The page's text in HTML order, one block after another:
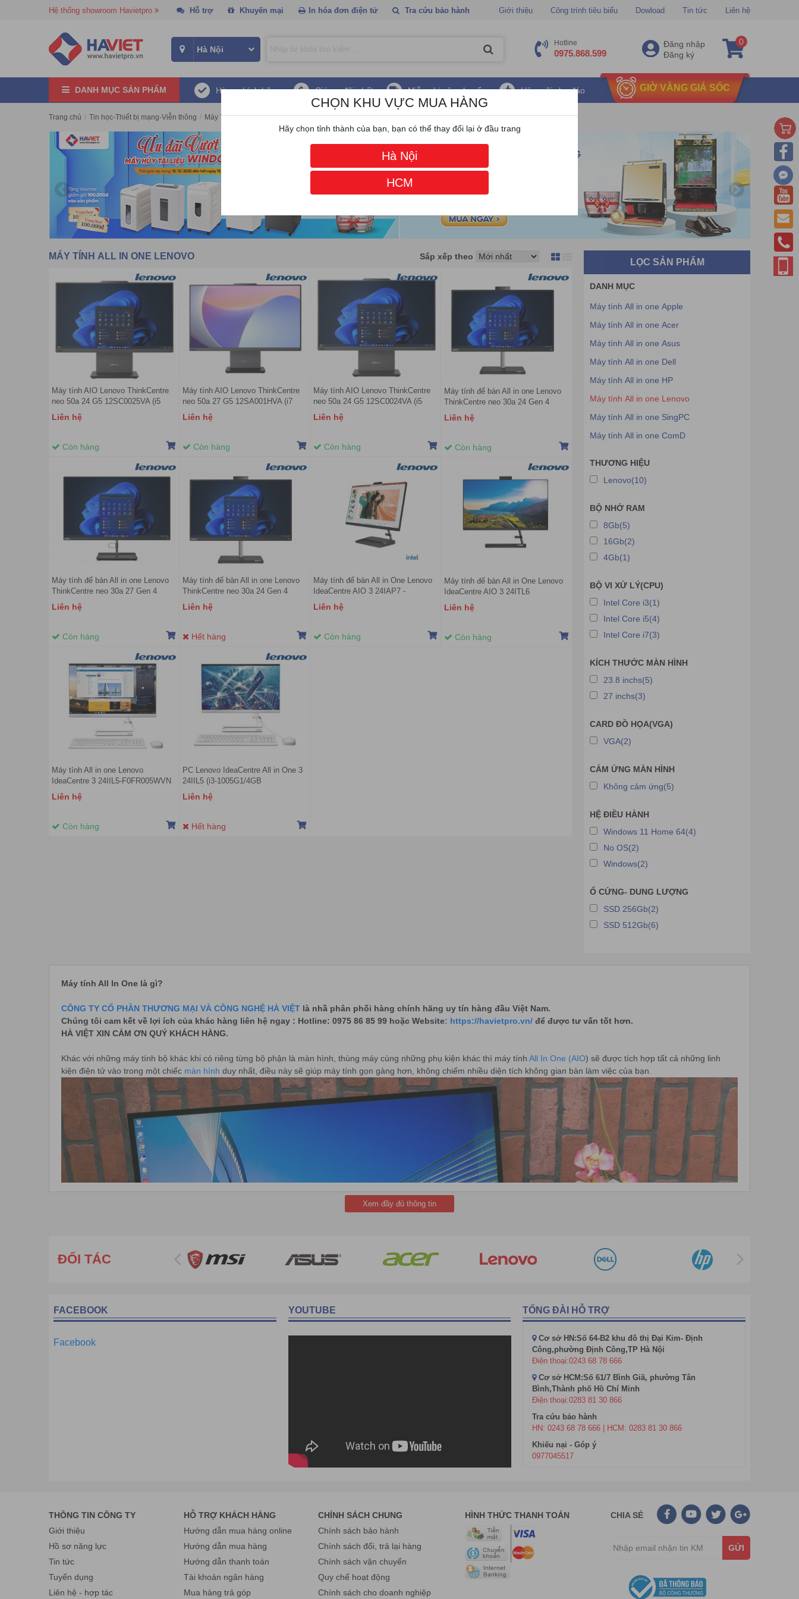
Hệ thống showroom Havietpro Hỗ trợ Khuyến mại In hóa đơn điện tử Tra cứu bảo hành Giới thiệu Công trình tiêu biểu Dowload Tin tức Liên hệ
Hotline
0975.868.599
Đăng nhập
Đăng ký
0
DANH MỤC SẢN PHẨM Hàng chính hãng Giá ưu đãi nhất Miễn phí vận chuyển Hậu mãi chu đáo GIỜ VÀNG GIÁ SỐC
Trang chủ / Tin học-Thiết bị mạng-Viễn thông / Máy Tính All in One / Máy tính All in one Lenovo
MÁY TÍNH ALL IN ONE LENOVO Sắp xếp theo
Máy tính AIO Lenovo ThinkCentre
neo 50a 24 G5 12SC0025VA (i5
13420H/ 16GB/ 512GB SSD/
23.8inch/ NoOS/ 1Y)
Liên hệ
Còn hàng
Máy tính AIO Lenovo ThinkCentre
neo 50a 27 G5 12SA001HVA (i7
13620H/ 16GB/ 512GB SSD/
27inch/ NoOS/ 1Y)
Liên hệ
Còn hàng
Máy tính AIO Lenovo ThinkCentre
neo 50a 24 G5 12SC0024VA (i5
13420H/ 8GB/ 512GB SSD/ 27inch/
NoOS/ 1Y)
Liên hệ
Còn hàng
Máy tính để bàn All in one Lenovo
ThinkCentre neo 30a 24 Gen 4
12JY001TVN (Intel Core i7-13620H |
8GB | 512GB | 23.8 inch FHD | Win
Liên hệ
Còn hàng
Máy tính để bàn All in one Lenovo
ThinkCentre neo 30a 27 Gen 4
12JU001GVN (Intel Core i7-13620H
| 8GB | 512GB | 27 inch FHD | Intel
Liên hệ
Còn hàng
Máy tính để bàn All in one Lenovo
ThinkCentre neo 30a 24 Gen 4
12JY001SVN (Intel Core i5-13420H
| 8GB | 512GB | 23.8 inch FHD |
Liên hệ
Hết hàng
Máy tính để bàn All in One Lenovo
IdeaCentre AIO 3 24IAP7 -
F0GH00VLVN (Intel Core i5-13420H
| 8GB | 512GB | Intel UHD | 23.8
Liên hệ
Còn hàng
Máy tính để bàn All in One Lenovo
IdeaCentre AIO 3 24ITL6
F0G000XCVN (Core™ i3-1115G4 |
4GB | 256GB | Intel UHD | 23.8 inch
Liên hệ
Còn hàng
Máy tính All in one Lenovo
IdeaCentre 3 24IIL5-F0FR005WVN
23.8Inch Core i5/8Gb/256GB
SSD/Windows 10 home
Liên hệ
Còn hàng
PC Lenovo IdeaCentre All in One 3
24IIL5 (i3-1005G1/4GB
RAM/256GB SSD/23.8 inch
FHD/DVDRW/WL+BT/K+M/Win 10)
Liên hệ
Hết hàng
LỌC SẢN PHẨM
DANH MỤC
Máy tính All in one Apple
Máy tính All in one Acer
Máy tính All in one Asus
Máy tính All in one Dell
Máy tính All in one HP
Máy tính All in one Lenovo
Máy tính All in one SingPC
Máy tính All in one ComD
THƯƠNG HIỆU
Lenovo(10)
BỘ NHỚ RAM
8Gb(5)
16Gb(2)
4Gb(1)
BỘ VI XỬ LÝ(CPU)
Intel Core i3(1)
Intel Core i5(4)
Intel Core i7(3)
KÍCH THƯỚC MÀN HÌNH
23.8 inchs(5)
27 inchs(3)
CARD ĐỒ HỌA(VGA)
VGA(2)
CẢM ỨNG MÀN HÌNH
Không cảm ứng(5)
HỆ ĐIỀU HÀNH
Windows 11 Home 64(4)
No OS(2)
Windows(2)
Ổ CỨNG- DUNG LƯỢNG
SSD 256Gb(2)
SSD 512Gb(6)
Máy tính All In One là gì?
CÔNG TY CỔ PHẦN THƯƠNG MẠI VÀ CÔNG NGHỆ HÀ VIỆT là nhầ phân phối hàng chính hãng uy tín hàng đầu Việt Nam.
Chúng tôi cam kết về lợi ích của khác hàng liên hệ ngay : Hotline: 0975 86 85 99 hoặc Website: https://havietpro.vn/ để được tư vấn tốt hơn.
HÀ VIỆT XIN CẢM ƠN QUÝ KHÁCH HÀNG.
Khác với những máy tính bộ khác khi có riêng từng bộ phận là màn hình, thùng máy cùng những phụ kiện khác thì máy tính All In One (AIO) sẽ được tích hợp tất cả những linh
kiện điện tử vào trong một chiếc màn hình duy nhất, điều này sẽ giúp máy tính gọn gàng hơn, không chiếm nhiều diện tích không gian bàn làm việc của bạn.
Những máy tính này thường rất gọn nhẹ và không hề chiếm nhiều diện tích không gian, rất phù hợp cho những người có không gian học tập, làm việc nhỏ nhưng vẫn muốn sở
máy tính AIOcó cấu hình từ tốt cho đến rất khủng.
Máy cũng có những cấu hình tương tự như những bộ máy tính khác khi cũng sở hữu chip xử lý core i3 cho đến i9 cùng những thông số khác.
Xem đầy đủ thông tin
ĐỐI TÁC
FACEBOOK
Facebook
YOUTUBE TỔNG ĐÀI HỖ TRỢ
Cơ sở HN:Số 64-B2 khu đô thị Đại Kim- Định
Công,phường Định Công,TP Hà Nội
Điện thoại:0243 68 78 666
Cơ sở HCM:Số 61/7 Bình Giã, phường Tân
Bình,Thành phố Hồ Chí Minh
Điện thoại:0283 81 30 866
Tra cứu bảo hành
HN: 0243 68 78 666 | HCM: 0283 81 30 866
Khiếu nại - Góp ý
0977045517
THÔNG TIN CÔNG TY
Giới thiệu
Hồ sơ năng lực
Tin tức
Tuyển dụng
Liên hệ - hợp tác
HỖ TRỢ KHÁCH HÀNG
Hướng dẫn mua hàng online
Hướng dẫn mua hàng
Hướng dẫn thanh toán
Tài khoản ngân hàng
Mua hàng trả góp
CHÍNH SÁCH CHUNG
Chính sách bảo hành
Chính sách đổi, trả lại hàng
Chính sách vận chuyển
Quy chế hoạt động
Chính sách cho doanh nghiệp
HÌNH THỨC THANH TOÁN CHIA SẺ
GỬI
CHỌN KHU VỰC MUA HÀNG
Hãy chọn tỉnh thành của bạn, bạn có thể thay đổi lại ở đầu trang
Hà Nội
HCM